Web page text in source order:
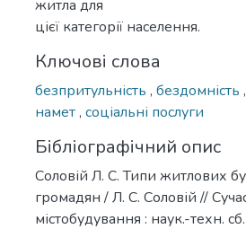
житла для
цієї категорії населення.
Ключові слова
безпритульність , бездомність ,
намет, соціальні послуги
Бібліографічний опис
Соловій Л. С. Типи житлових
громадян / Л. С. Соловій //
містобудування : наук.-техн.